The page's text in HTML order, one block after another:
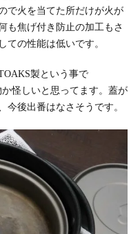
で火を当てた所だけが火が
も焦げ付き防止の加工もさ
ての性能は低いです。
製という事で
怪しいと思ってます。蓋が
今後出番はなさそうです。